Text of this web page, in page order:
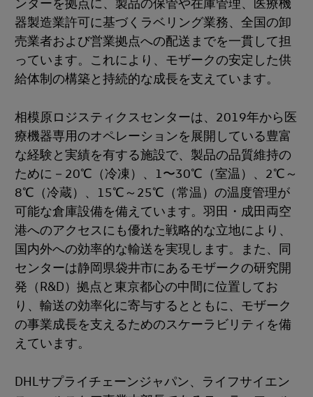
ンターを拠点に、製品の保管や在庫管理、医療機
器製造業許可に基づくラベリング業務、全国の卸
売業者および営業拠点への配送までを一貫して担
っています。これにより、モザークの安定した供
給体制の構築と持続的な成長を支えています。
相模原ロジスティクスセンターは、2019年から医
療機器専用のオペレーションを展開している豊富
な経験と実績を有する施設で、製品の品質維持の
ために－20℃（冷凍）、1〜30℃（室温）、2℃～
8℃（冷蔵）、15℃～25℃（常温）の温度管理が
可能な倉庫設備を備えています。羽田・成田両空
港へのアクセスにも優れた戦略的な立地により、
国内外への効率的な輸送を実現します。また、同
センターは静岡県袋井市にあるモザークの研究開
発（R&D）拠点と東京都心の中間に位置してお
り、輸送の効率化に寄与するとともに、モザーク
の事業成長を支えるためのスケーラビリティを備
えています。
DHLサプライチェーンジャパン、ライフサイエン